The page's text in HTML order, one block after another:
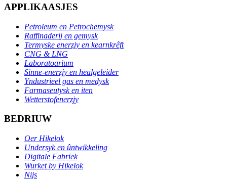
APPLIKAASJES
Petroleum en Petrochemysk
Raffinaderij en gemysk
Termyske enerzjy en kearnkrêft
CNG & LNG
Laboratoarium
Sinne-enerzjy en healgeleider
Yndustrieel gas en medysk
Farmaseutysk en iten
Wetterstofenerzjy
BEDRIUW
Oer Hikelok
Undersyk en ûntwikkeling
Digitale Fabriek
Wurket by Hikelok
Nijs